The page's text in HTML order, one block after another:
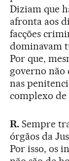
Diziam que
afronta aos
facções
dominavam
Por que,
governo não
nas
complexo de
R.Sempre
órgãos da
Por isso, os